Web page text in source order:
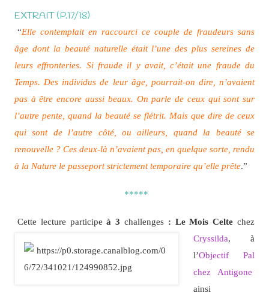
EXTRAIT(P.17/18)
“Elle contemplait en raccourci ce couple de fraudeurs sans
âge dont la beauté naturelle était l’une des plus sereines de
leurs effronteries. Si fraude il y avait, c’était une fraude du
Temps. Des individus de leur âge, pourrait-on dire, n’avaient
pas à être encore aussi beaux. On parle de ceux qui sont sur
l’autre pente, quand la beauté se flétrit. Mais que dire de ceux
qui sont de l’autre côté, ou ailleurs, quand la beauté se
renouvelle ? Ces deux-là n’avaient pas, en quelque sorte, rendu
à la Nature le passeport strictement temporaire qu’elle prête.”
*****
Cette lecture participeà 3 challenges : Le Mois Celte chez
Cryssilda,à
l’Objectif Pal
chez Antigone
ainsi